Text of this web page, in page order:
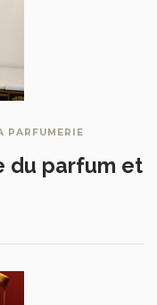
PARFUMERIE
du parfum et